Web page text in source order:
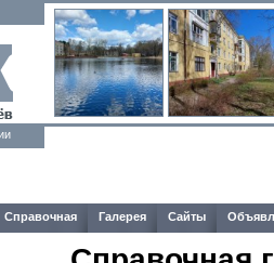
Справочная Галерея Сайты